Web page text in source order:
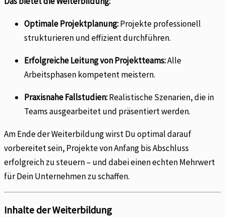
Optimale Projektplanung:Projekte professionell
strukturieren und effizient durchführen.
Erfolgreiche Leitung von Projektteams:Alle
Arbeitsphasen kompetent meistern.
Praxisnahe Fallstudien:Realistische Szenarien, die in
Teams ausgearbeitet und präsentiert werden.
Am Ende der Weiterbildung wirst Du optimal darauf
vorbereitet sein, Projekte von Anfang bis Abschluss
erfolgreich zu steuern – und dabei einen echten Mehrwert
für Dein Unternehmen zu schaffen.
Inhalte der Weiterbildung